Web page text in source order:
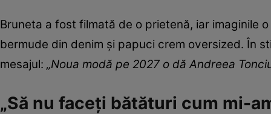
Bruneta a fost filmată de o prietenă, iar imaginile
bermude din denim și papuci crem oversized. În
mesajul: „Noua modă pe 2027 o dă Andreea
„Să nu faceți bătături cum mi-